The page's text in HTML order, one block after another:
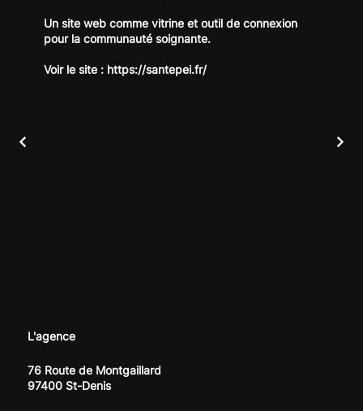
Un site web comme vitrine et outil de connexion
pour la communauté soignante.
Voir le site : https://santepei.fr/
L'agence
76 Route de Montgaillard
97400 St-Denis